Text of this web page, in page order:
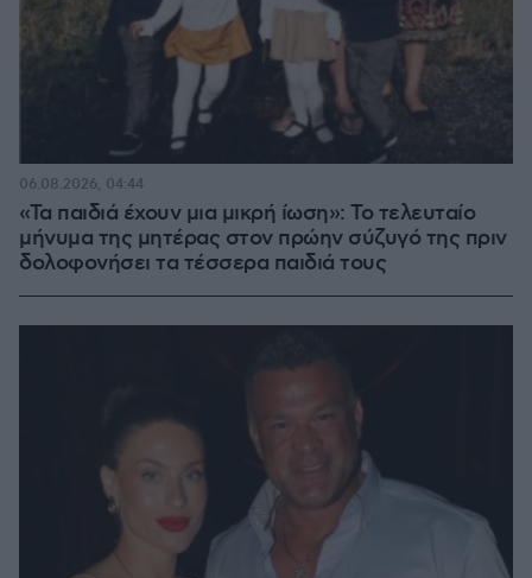
«Τα παιδιά έχουν μια μικρή ίωση»: Το τελευταίο
μήνυμα της μητέρας στον πρώην σύζυγό της πριν
δολοφονήσει τα τέσσερα παιδιά τους
06.08.2026, 04:44